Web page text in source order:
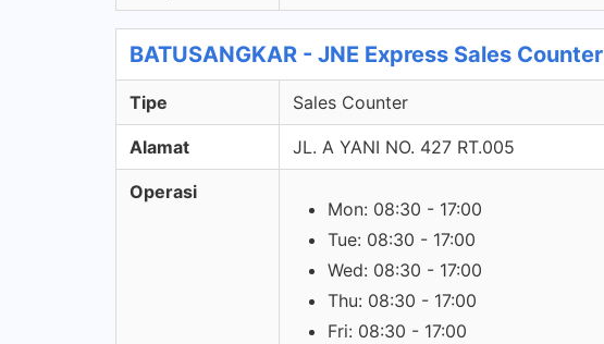
BATUSANGKAR - JNE Express Sales Counter
Tipe Sales Counter
Alamat JL. A YANI NO. 427 RT.005
Operasi
Mon: 08:30 - 17:00
Tue: 08:30 - 17:00
Wed: 08:30 - 17:00
Thu: 08:30 - 17:00
Fri: 08:30 - 17:00